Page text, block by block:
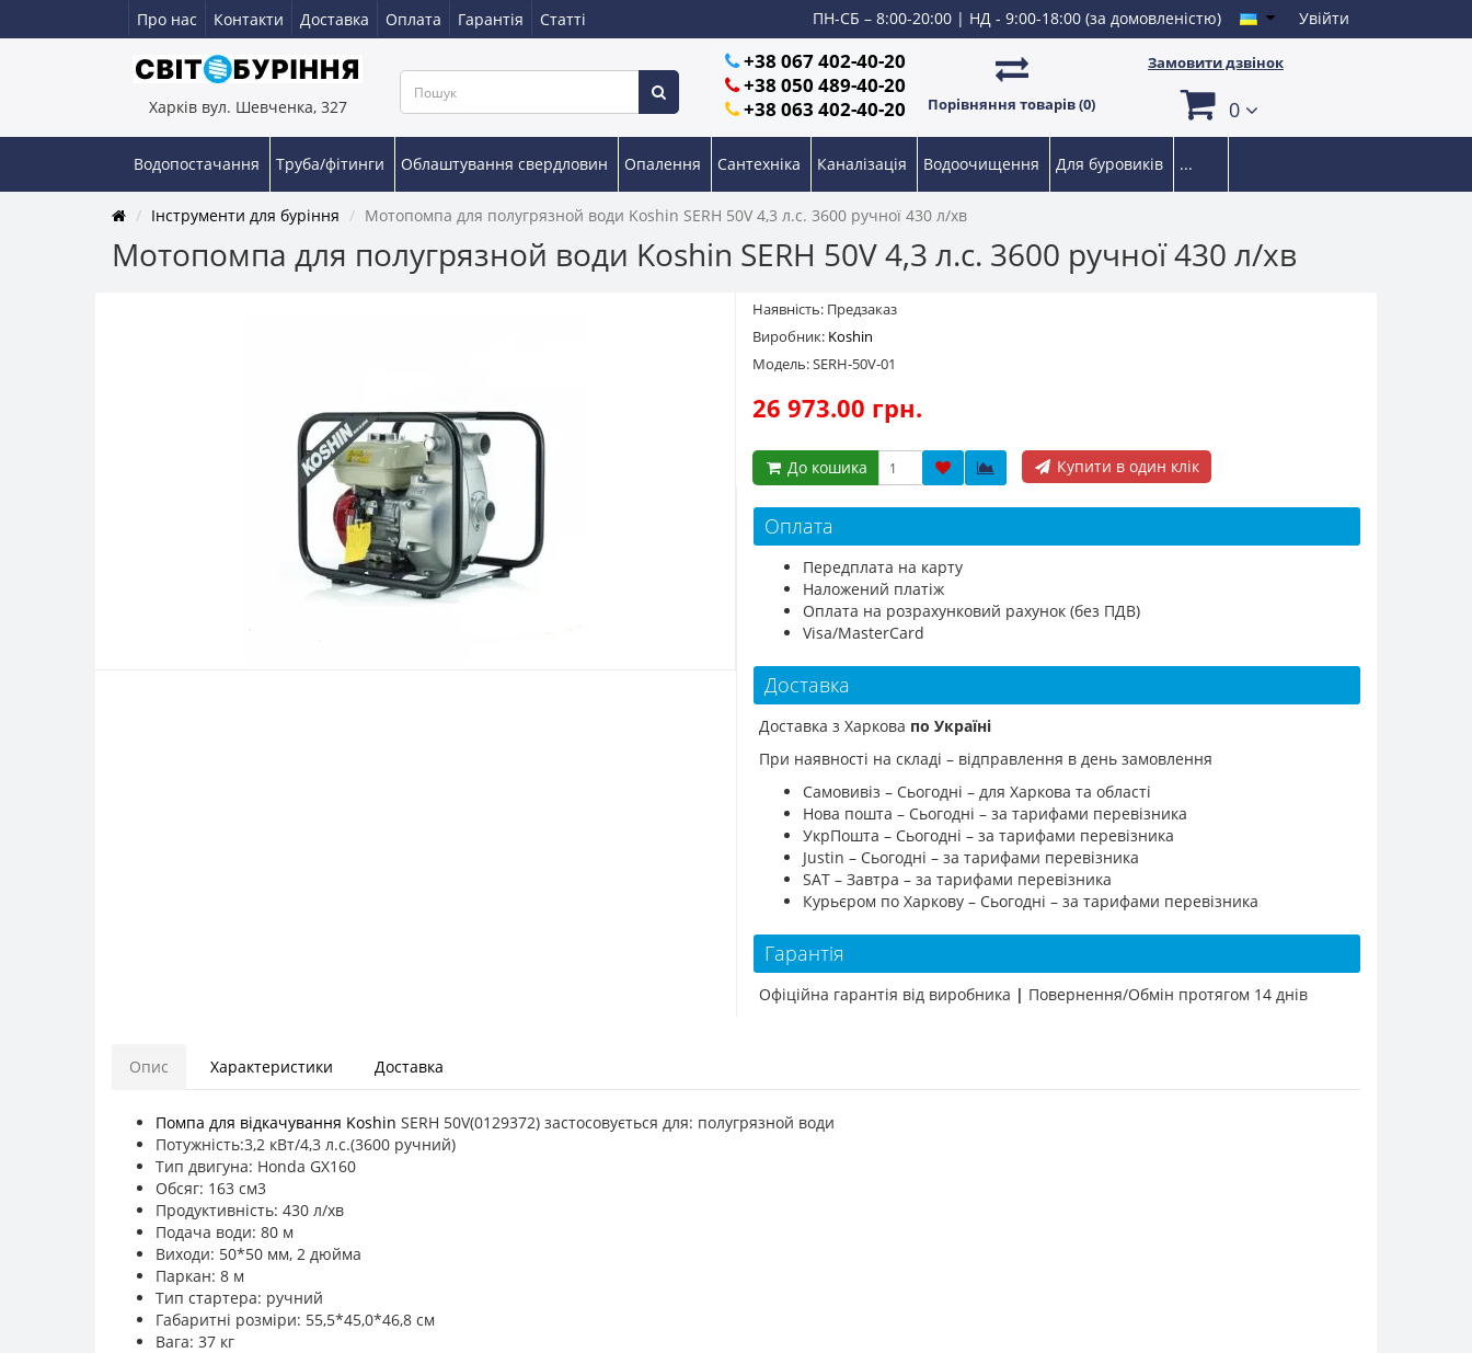
Про нас Контакти Доставка Оплата Гарантія Статті ПН-СБ – 8:00-20:00 | НД - 9:00-18:00 (за домовленістю) Увійти
Харків вул. Шевченка, 327
+38 067 402-40-20
+38 050 489-40-20
+38 063 402-40-20
Порівняння товарів (0)
Замовити дзвінок
0
Водопостачання Труба/фітинги Облаштування свердловин Опалення Сантехніка Каналізація Водоочищення Для буровиків ...
Інструменти для буріння Мотопомпа для полугрязной води Koshin SERH 50V 4,3 л.с. 3600 ручної 430 л/хв
Мотопомпа для полугрязной води Koshin SERH 50V 4,3 л.с. 3600 ручної 430 л/хв
Наявність: Предзаказ
Виробник: Koshin
Модель: SERH-50V-01
26 973.00 грн.
До кошика Купити в один клік
Оплата
Передплата на карту
Наложений платіж
Оплата на розрахунковий рахунок (без ПДВ)
Visa/MasterCard
Доставка
Доставка з Харкова по Україні
При наявності на складі – відправлення в день замовлення
Самовивіз – Сьогодні – для Харкова та області
Нова пошта – Сьогодні – за тарифами перевізника
УкрПошта – Сьогодні – за тарифами перевізника
Justin – Сьогодні – за тарифами перевізника
SAT – Завтра – за тарифами перевізника
Курьєром по Харкову – Сьогодні – за тарифами перевізника
Гарантія
Офіційна гарантія від виробника | Повернення/Обмін протягом 14 днів
Опис Характеристики Доставка
Помпа для відкачування Koshin SERH 50V(0129372) застосовується для: полугрязной води
Потужність:3,2 кВт/4,3 л.с.(3600 ручний)
Тип двигуна: Honda GX160
Обсяг: 163 см3
Продуктивність: 430 л/хв
Подача води: 80 м
Виходи: 50*50 мм, 2 дюйма
Паркан: 8 м
Тип стартера: ручний
Габаритні розміри: 55,5*45,0*46,8 см
Вага: 37 кг